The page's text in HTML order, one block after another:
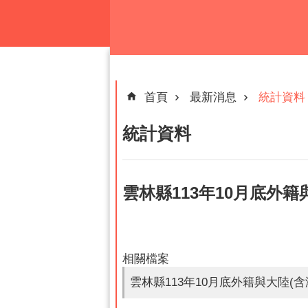
首頁 最新消息 統計資料
統計資料
雲林縣113年10月底外籍
相關檔案
雲林縣113年10月底外籍與大陸(